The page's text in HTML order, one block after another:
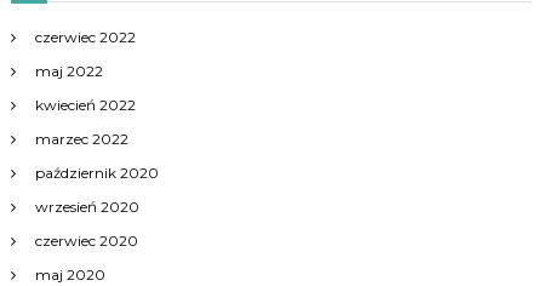
czerwiec 2022
maj 2022
kwiecień 2022
marzec 2022
październik 2020
wrzesień 2020
czerwiec 2020
maj 2020